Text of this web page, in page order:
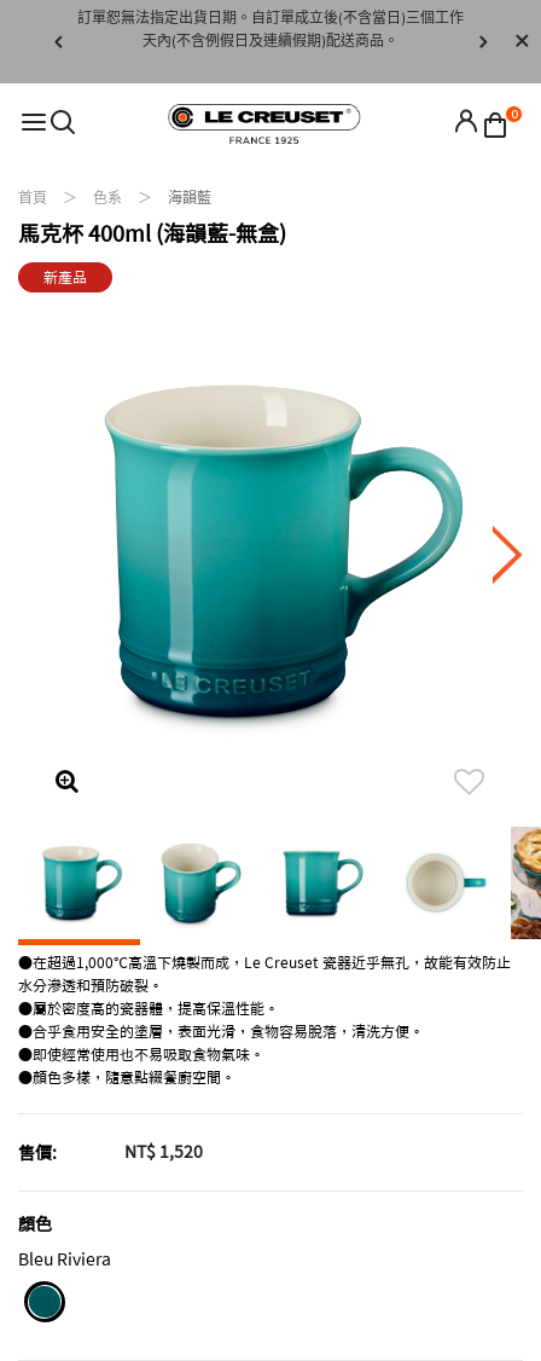
下水)，若
訂單恕無法指定出貨日期。自訂單成立後(不含當日)三個工作
天內(不含例假日及連續假期)配送商品。
請至
0
首頁 色系 海韻藍
馬克杯 400ml (海韻藍-無盒)
新產品
●在超過1,000℃高溫下燒製而成，Le Creuset 瓷器近乎無孔，故能有效防止
水分滲透和預防破裂。
●屬於密度高的瓷器體，提高保溫性能。
●合乎食用安全的塗層，表面光滑，食物容易脫落，清洗方便。
●即使經常使用也不易吸取食物氣味。
●顏色多樣，隨意點綴餐廚空間。
售價: NT$ 1,520
顏色
Bleu Riviera